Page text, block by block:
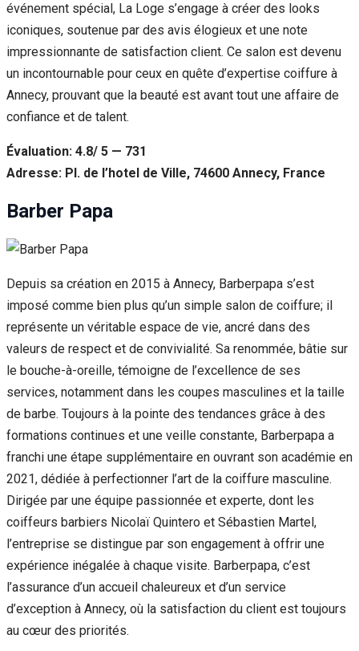
événement spécial, La Loge s’engage à créer des looks
iconiques, soutenue par des avis élogieux et une note
impressionnante de satisfaction client. Ce salon est devenu
un incontournable pour ceux en quête d’expertise coiffure à
Annecy, prouvant que la beauté est avant tout une affaire de
confiance et de talent.
Évaluation: 4.8/ 5 — 731
Adresse: Pl. de l’hotel de Ville, 74600 Annecy, France
Barber Papa
Depuis sa création en 2015 à Annecy, Barberpapa s’est
imposé comme bien plus qu’un simple salon de coiffure; il
représente un véritable espace de vie, ancré dans des
valeurs de respect et de convivialité. Sa renommée, bâtie sur
le bouche-à-oreille, témoigne de l’excellence de ses
services, notamment dans les coupes masculines et la taille
de barbe. Toujours à la pointe des tendances grâce à des
formations continues et une veille constante, Barberpapa a
franchi une étape supplémentaire en ouvrant son académie en
2021, dédiée à perfectionner l’art de la coiffure masculine.
Dirigée par une équipe passionnée et experte, dont les
coiffeurs barbiers Nicolaï Quintero et Sébastien Martel,
l’entreprise se distingue par son engagement à offrir une
expérience inégalée à chaque visite. Barberpapa, c’est
l’assurance d’un accueil chaleureux et d’un service
d’exception à Annecy, où la satisfaction du client est toujours
au cœur des priorités.